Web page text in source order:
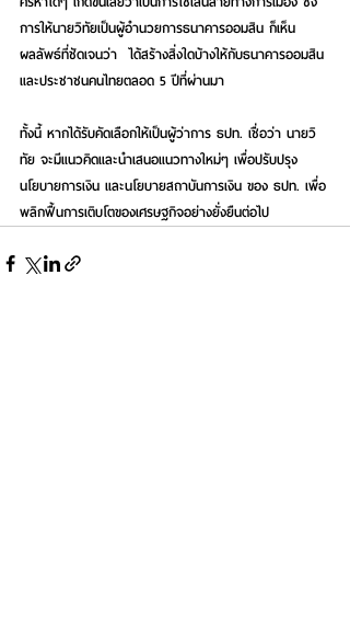
การให้นายวิทัยเป็นผู้อำนวยการธนาคารออมสิน ก็เห็น
ผลลัพธ์ที่ชัดเจนว่า  ได้สร้างสิ่งใดบ้างให้กับธนาคารออมสิน
และประชาชนคนไทยตลอด 5 ปีที่ผ่านมา
ทั้งนี้ หากได้รับคัดเลือกให้เป็นผู้ว่าการ ธปท. เชื่อว่า นายวิ
ทัย จะมีแนวคิดและนำเสนอแนวทางใหม่ๆ เพื่อปรับปรุง
นโยบายการเงิน และนโยบายสถาบันการเงิน ของ ธปท. เพื่อ
พลิกฟื้นการเติบโตของเศรษฐกิจอย่างยั่งยืนต่อไป